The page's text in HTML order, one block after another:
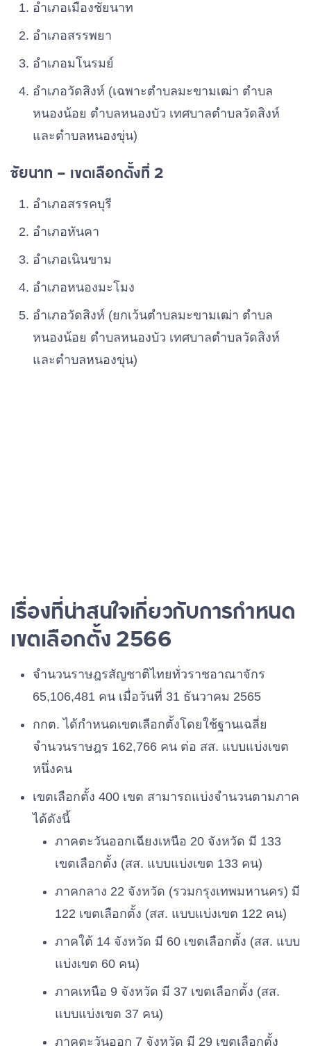
อําเภอเมืองชัยนาท
อําเภอสรรพยา
อําเภอมโนรมย์
อําเภอวัดสิงห์ (เฉพาะตําบลมะขามเฒ่า ตําบล
หนองน้อย ตําบลหนองบัว เทศบาลตําบลวัดสิงห์
และตําบลหนองขุ่น)
ชัยนาท – เขตเลือกตั้งที่ 2
อําเภอสรรคบุรี
อําเภอหันคา
อําเภอเนินขาม
อําเภอหนองมะโมง
อําเภอวัดสิงห์ (ยกเว้นตําบลมะขามเฒ่า ตําบล
หนองน้อย ตําบลหนองบัว เทศบาลตําบลวัดสิงห์
และตําบลหนองขุ่น)
เรื่องที่น่าสนใจเกี่ยวกับการกำหนด
เขตเลือกตั้ง 2566
จำนวนราษฎรสัญชาติไทยทั่วราชอาณาจักร
65,106,481 คน เมื่อวันที่ 31 ธันวาคม 2565
กกต. ได้กำหนดเขตเลือกตั้งโดยใช้ฐานเฉลี่ย
จำนวนราษฎร 162,766 คน ต่อ สส. แบบแบ่งเขต
หนึ่งคน
เขตเลือกตั้ง 400 เขต สามารถแบ่งจำนวนตามภาค
ได้ดังนี้
ภาคตะวันออกเฉียงเหนือ 20 จังหวัด มี 133
เขตเลือกตั้ง (สส. แบบแบ่งเขต 133 คน)
ภาคกลาง 22 จังหวัด (รวมกรุงเทพมหานคร) มี
122 เขตเลือกตั้ง (สส. แบบแบ่งเขต 122 คน)
ภาคใต้ 14 จังหวัด มี 60 เขตเลือกตั้ง (สส. แบบ
แบ่งเขต 60 คน)
ภาคเหนือ 9 จังหวัด มี 37 เขตเลือกตั้ง (สส.
แบบแบ่งเขต 37 คน)
ภาคตะวันออก 7 จังหวัด มี 29 เขตเลือกตั้ง